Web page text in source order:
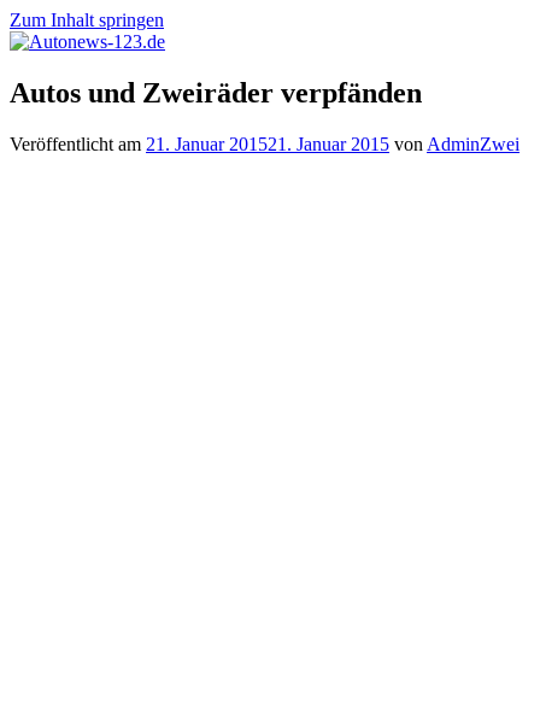
Zum Inhalt springen
Autonews-
123.de
Autonews
mit
Autos und Zweiräder verpfänden
Veröffentlicht am 21. Januar 201521. Januar 2015 von AdminZwei